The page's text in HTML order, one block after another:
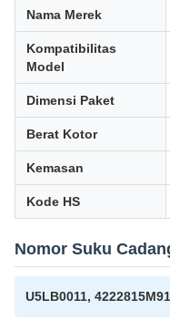
Nama Merek
Kompatibilitas
Model
Dimensi Paket
Berat Kotor
Kemasan
Kode HS
Nomor Suku
U5LB0011,